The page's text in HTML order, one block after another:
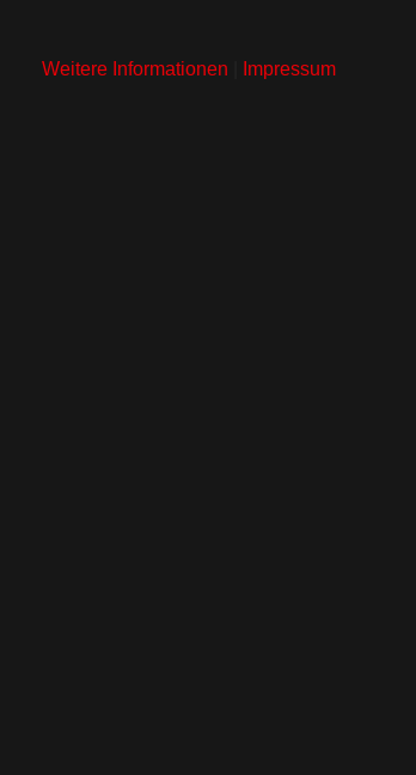
Weitere Informationen Impressum